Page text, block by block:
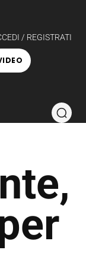
/ REGISTRATI